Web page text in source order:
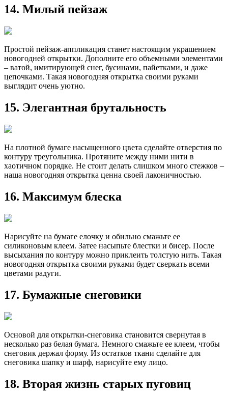
14. Милый пейзаж
Простой пейзаж-аппликация станет настоящим украшением
новогодней открытки. Дополните его объемными элементами
– ватой, имитирующей снег, бусинами, пайетками, и даже
цепочками. Такая новогодняя открытка своими руками
выглядит очень уютно.
15. Элегантная брутальность
На плотной бумаге насыщенного цвета сделайте отверстия по
контуру треугольника. Протяните между ними нити в
хаотичном порядке. Не стоит делать слишком много стежков –
наша новогодняя открытка ценна своей лаконичностью.
16. Максимум блеска
Нарисуйте на бумаге елочку и обильно смажьте ее
силиконовым клеем. Затее насыпьте блестки и бисер. После
высыхания по контуру можно приклеить толстую нить. Такая
новогодняя открытка своими руками будет сверкать всеми
цветами радуги.
17. Бумажные снеговики
Основой для открытки-снеговика становится свернутая в
несколько раз белая бумага. Немного смажьте ее клеем, чтобы
снеговик держал форму. Из остатков ткани сделайте для
снеговика шапку и шарф, нарисуйте ему лицо.
18. Вторая жизнь старых пуговиц